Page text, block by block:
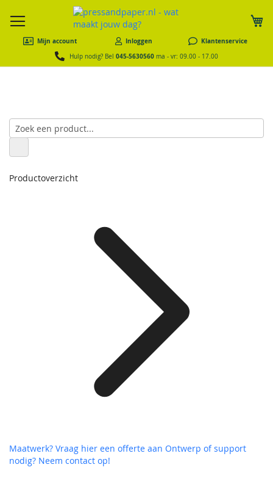
Mijn account Inloggen Klantenservice
Hulp nodig? Bel 045-5630560 ma - vr: 09.00 - 17.00
Productoverzicht
Maatwerk? Vraag hier een offerte aan Ontwerp of support
nodig? Neem contact op!